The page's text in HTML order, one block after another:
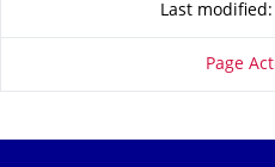
Last
Page